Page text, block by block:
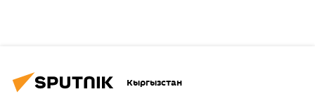
Кыргызстан